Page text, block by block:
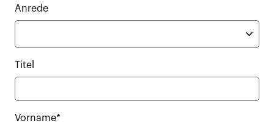
Anrede
Titel
Vorname*